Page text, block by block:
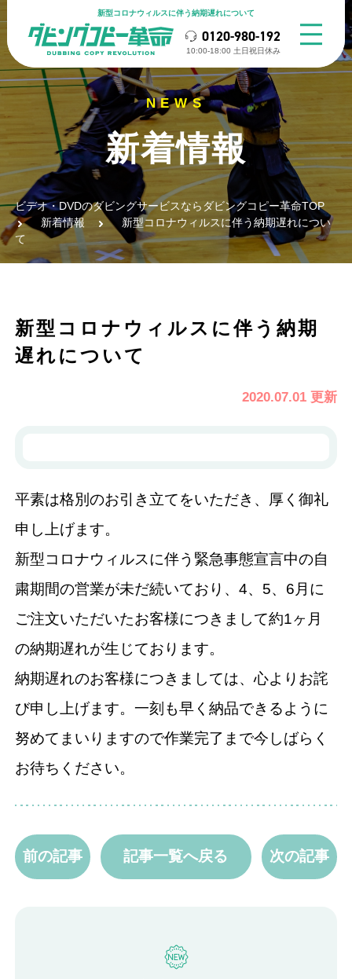
新型コロナウィルスに伴う納期遅れについて
0120-980-192
10:00-18:00 ⼟⽇祝⽇休み
新着情報
ビデオ・DVDのダビングサービスならダビングコピー革命TOP
新着情報
新型コロナウィルスに伴う納期遅れについ
て
新型コロナウィルスに伴う納期
遅れについて
2020.07.01 更新
平素は格別のお引き立てをいただき、厚く御礼
申し上げます。
新型コロナウィルスに伴う緊急事態宣言中の自
粛期間の営業が未だ続いており、4、5、6月に
ご注文いただいたお客様につきまして約1ヶ月
の納期遅れが生じております。
納期遅れのお客様につきましては、心よりお詫
び申し上げます。一刻も早く納品できるように
努めてまいりますので作業完了まで今しばらく
お待ちください。
前の記事 記事一覧へ戻る 次の記事